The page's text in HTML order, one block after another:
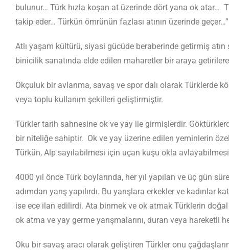
bulunur… Türk hızla koşan at üzerinde dört yana ok atar…
takip eder… Türkün ömrünün fazlası atının üzerinde
Atlı yaşam kültürü, siyasi gücüde beraberinde getirmiş
binicilik sanatında elde edilen maharetler bir araya
Okçuluk bir avlanma, savaş ve spor dalı olarak Türklerde
veya toplu kullanım şekilleri geliştirmiştir.
Türkler tarih sahnesine ok ve yay ile girmişlerdir.
bir niteliğe sahiptir. Ok ve yay üzerine edilen yeminlerin
Türkün, Alp sayılabilmesi için uçan kuşu okla avlayabilmesi
4000 yıl önce Türk boylarında, her yıl yapılan ve üç gün
adımdan yarış yapılırdı. Bu yarışlara erkekler ve kadınlar
ise ece ilan edilirdi. Ata binmek ve ok atmak Türklerin
ok atma ve yay germe yarışmalarını, duran veya hareketli
Oku bir savaş aracı olarak geliştiren Türkler onu